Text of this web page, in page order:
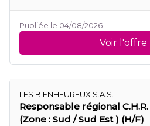
Publiée le 04/08/2026
Voir l'offre
LES BIENHEUREUX S.A.S.
Responsable régional C.H.R.
(Zone : Sud / Sud Est ) (H/F)